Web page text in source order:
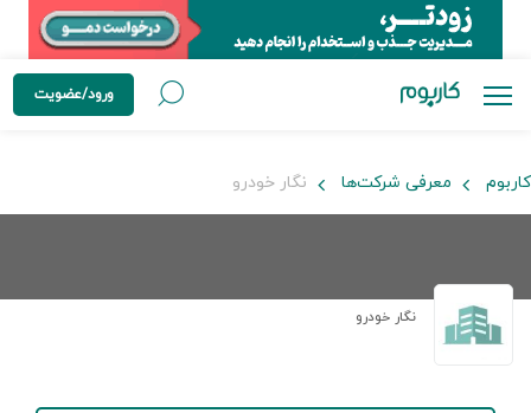
ورود/عضویت
کاربوم معرفی شرکت‌ها نگار خودرو
نگار خودرو